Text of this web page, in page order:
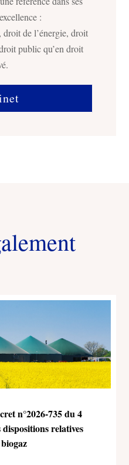
:
de l’énergie, droit
public qu’en droit
n°2026-735 du 4
relatives